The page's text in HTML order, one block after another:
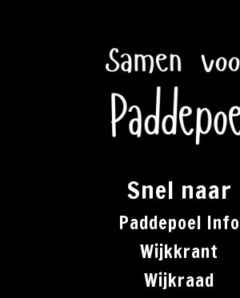
Snel naar
Paddepoel Info
Wijkkrant
Wijkraad